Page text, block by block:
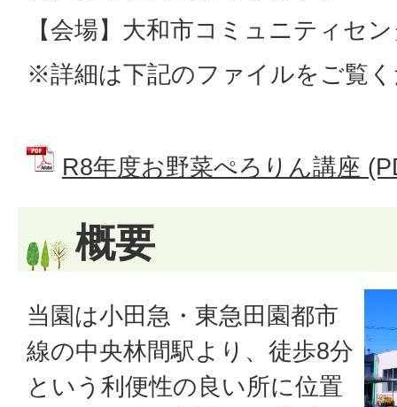
【会場】大和市コミュニティセ
※詳細は下記のファイルをご覧
R8年度お野菜ぺろりん講座
概要
当園は小田急・東急田園都市
線の中央林間駅より、徒歩8分
という利便性の良い所に位置